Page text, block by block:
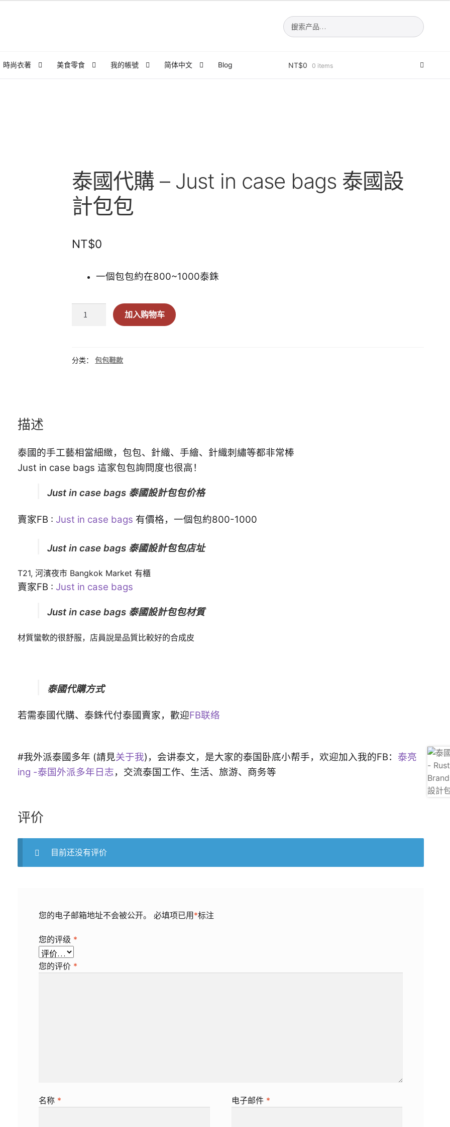
搜
索：
搜
索
時尚衣著 美食零食 我的帳號 简体中文 Blog NT$0 0 items
泰國代購 – Just in case bags 泰國設
計包包
NT$0
一個包包約在800~1000泰銖
-
設
計
包
数
加入购物车
分类：包包鞋款
描述
泰國的手工藝相當細緻，包包、針織、手繪、針織刺繡等都非常棒
Just in case bags 這家包包詢問度也很高！
Just in case bags 泰國設計包包价格
賣家FB : Just in case bags 有價格，一個包約800-1000
Just in case bags 泰國設計包包店址
T21, 河濱夜市 Bangkok Market 有櫃
賣家FB : Just in case bags
Just in case bags 泰國設計包包材質
材質蠻軟的很舒服，店員說是品質比較好的合成皮
泰國代購方式
若需泰國代購、泰銖代付泰國賣家，歡迎FB联络
#我外派泰國多年 (請見关于我)，会讲泰文，是大家的泰国卧底小帮手，欢迎加入我的FB： 泰亮
ing -泰国外派多年日志，交流泰国工作、生活、旅游、商务等
评价
目前还没有评价
您的电子邮箱地址不会被公开。 必填项已用 *标注
您的评级 *
您的评价 *
名称 * 电子邮件 *